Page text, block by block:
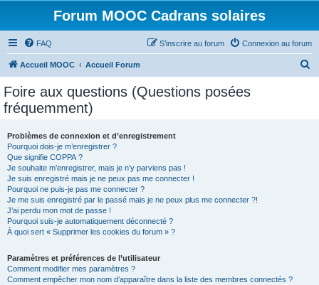
Forum MOOC Cadrans solaires
FAQ Connexion au forum
S’inscrire au forum
Accueil MOOC Accueil Forum
Foire aux questions (Questions posées
fréquemment)
Problèmes de connexion et d’enregistrement
Pourquoi dois-je m’enregistrer ?
Que signifie COPPA ?
Je souhaite m’enregistrer, mais je n’y parviens pas !
Je suis enregistré mais je ne peux pas me connecter !
Pourquoi ne puis-je pas me connecter ?
Je me suis enregistré par le passé mais je ne peux plus me connecter ?!
J’ai perdu mon mot de passe !
Pourquoi suis-je automatiquement déconnecté ?
À quoi sert « Supprimer les cookies du forum » ?
Paramètres et préférences de l’utilisateur
Comment modifier mes paramètres ?
Comment empêcher mon nom d’apparaître dans la liste des membres connectés ?